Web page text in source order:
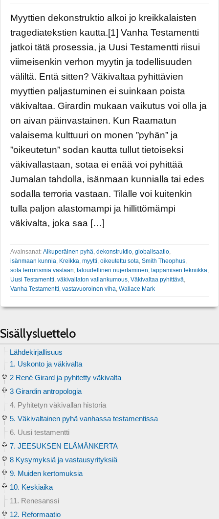
Myyttien dekonstruktio alkoi jo kreikkalaisten
tragediatekstien kautta.[1] Vanha Testamentti
jatkoi tätä prosessia, ja Uusi Testamentti riisui
viimeisenkin verhon myytin ja todellisuuden
väliltä. Entä sitten? Väkivaltaa pyhittävien
myyttien paljastuminen ei suinkaan poista
väkivaltaa. Girardin mukaan vaikutus voi olla ja
on aivan päinvastainen. Kun Raamatun
valaisema kulttuuri on monen ”pyhän” ja
”oikeutetun” sodan kautta tullut tietoiseksi
väkivallastaan, sotaa ei enää voi pyhittää
Jumalan tahdolla, isänmaan kunnialla tai edes
sodalla terroria vastaan. Tilalle voi kuitenkin
tulla paljon alastomampi ja hillittömämpi
väkivalta, joka saa […]
Avainsanat: Alkuperäinen pyhä, dekonstruktio, globalisaatio,
isänmaan kunnia, Kreikka, myytti, oikeutettu sota, Smith Theophus,
sota terrorismia vastaan, taloudellinen nujertaminen, tappamisen tekniikka,
Uusi Testamentti, väkivallaton vallankumous, Väkivaltaa pyhittävä,
Vanha Testamentti, vastavuoroinen viha, Wallace Mark
Sisällysluettelo
Lähdekirjallisuus
1. Uskonto ja väkivalta
2 René Girard ja pyhitetty väkivalta
3 Girardin antropologia
4. Pyhitetyn väkivallan historia
5. Väkivaltainen pyhä vanhassa testamentissa
6. Uusi testamentti
7. JEESUKSEN ELÄMÄNKERTA
8 Kysymyksiä ja vastausyrityksiä
9. Muiden kertomuksia
10. Keskiaika
11. Renesanssi
12. Reformaatio